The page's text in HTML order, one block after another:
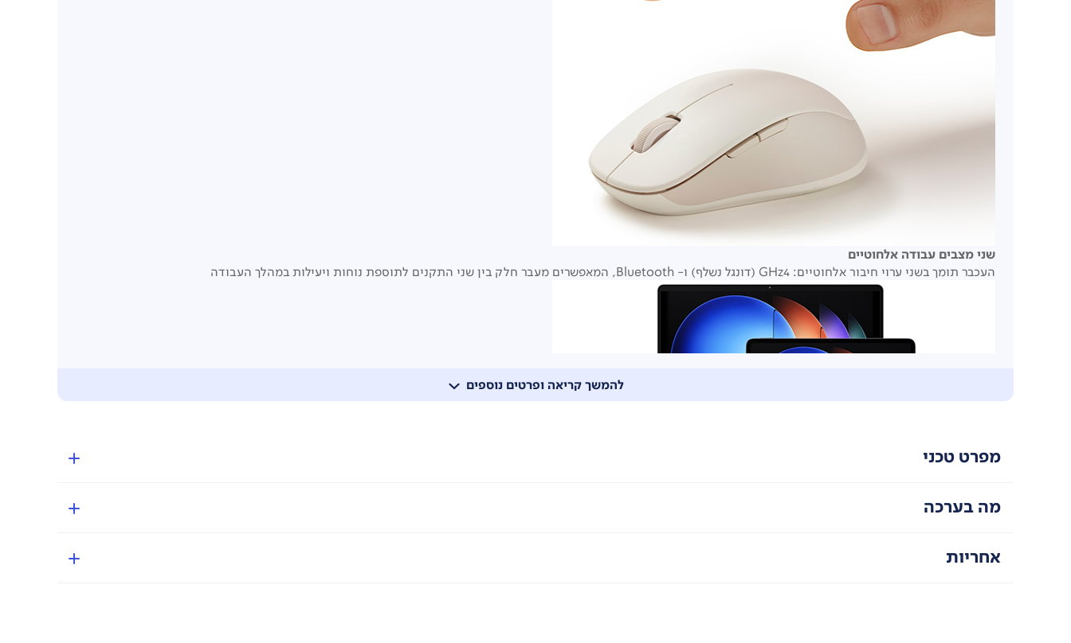
להמשך קריאה ופרטים נוספים
שני מצבים עבודה אלחוטיים
העכבר תומך בשני ערוי חיבור אלחוטיים: GHz4 (דונגל נשלף) ו- Bluetooth, המאפשרים מעבר חלק בין שני התקנים לתוספת נוחות ויעילות במהלך העבודה
מפרט טכני
מה בערכה
אחריות